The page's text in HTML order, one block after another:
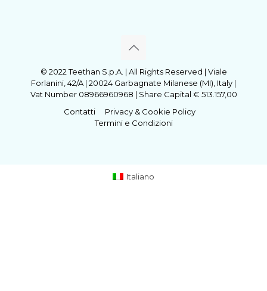
© 2022 Teethan S.p.A. | All Rights Reserved | Viale
Forlanini, 42/A | 20024 Garbagnate Milanese (MI), Italy |
Vat Number 08966960968 | Share Capital € 513.157,00
Contatti
Privacy & Cookie Policy
Termini e Condizioni
Italiano